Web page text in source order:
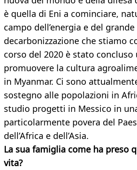
è quella di Eni a cominciare,
campo dell’energia e del
decarbonizzazione che stiamo
corso del 2020 è stato
promuovere la cultura
in Myanmar. Ci sono
sostegno alle popolazioni in
studio progetti in Messico in
particolarmente povera del
dell’Africa e dell’Asia.
La sua famiglia come ha preso
vita?